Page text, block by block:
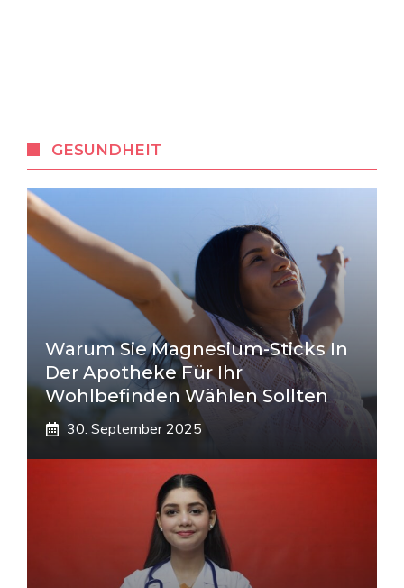
GESUNDHEIT
Warum Sie Magnesium-Sticks In
Der Apotheke Für Ihr
Wohlbefinden Wählen Sollten
30. September 2025